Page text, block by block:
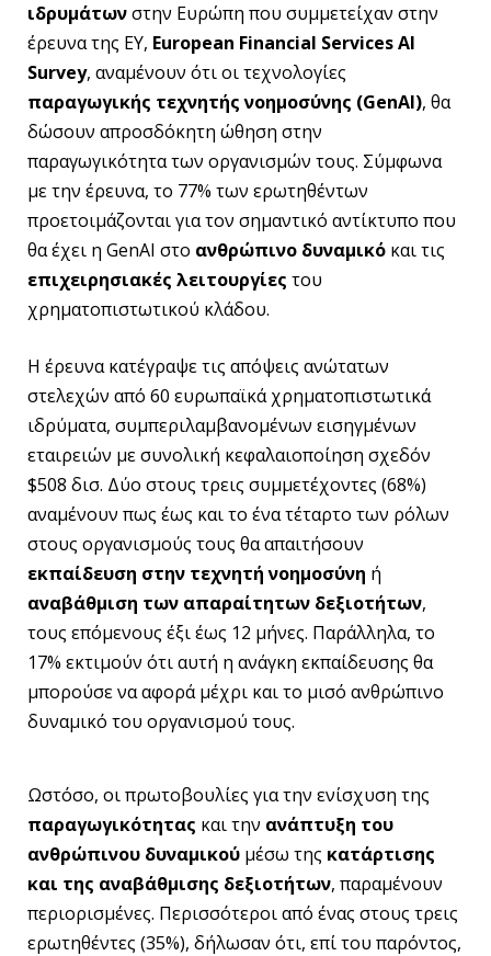
ιδρυμάτωνστην Ευρώπη που συμμετείχαν στην
έρευνα της EY, European Financial ServicesAI
Survey, αναμένουν ότι οι τεχνολογίες
παραγωγικής τεχνητής νοημοσύνης (GenAI), θα
δώσουν απροσδόκητη ώθηση στην
παραγωγικότητα των οργανισμών τους. Σύμφωνα
με την έρευνα, το 77% των ερωτηθέντων
προετοιμάζονται για τον σημαντικό αντίκτυπο που
θα έχει η GenAI στο ανθρώπινο δυναμικό και τις
επιχειρησιακές λειτουργίες του
χρηματοπιστωτικού κλάδου.
Η έρευνα κατέγραψε τις απόψεις ανώτατων
στελεχών από 60 ευρωπαϊκά χρηματοπιστωτικά
ιδρύματα, συμπεριλαμβανομένων εισηγμένων
εταιρειών με συνολική κεφαλαιοποίηση σχεδόν
$508 δισ. Δύο στους τρεις συμμετέχοντες (68%)
αναμένουν πως έως και το ένα τέταρτο των ρόλων
στους οργανισμούς τους θα απαιτήσουν
εκπαίδευση στην τεχνητή νοημοσύνη ή
αναβάθμιση των απαραίτητων δεξιοτήτων,
τους επόμενους έξι έως 12 μήνες. Παράλληλα, το
17% εκτιμούν ότι αυτή η ανάγκη εκπαίδευσης θα
μπορούσε να αφορά μέχρι και το μισό ανθρώπινο
δυναμικό του οργανισμού τους.
Ωστόσο, οι πρωτοβουλίες για την ενίσχυση της
παραγωγικότητας και την ανάπτυξη του
ανθρώπινου δυναμικού μέσω της κατάρτισης
και της αναβάθμισης δεξιοτήτων, παραμένουν
περιορισμένες. Περισσότεροι από ένας στους τρεις
ερωτηθέντες (35%), δήλωσαν ότι, επί του παρόντος,